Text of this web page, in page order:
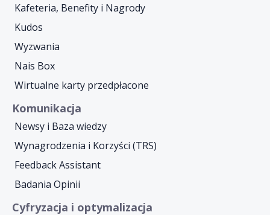
Kafeteria, Benefity i Nagrody
Kudos
Wyzwania
Nais Box
Wirtualne karty przedpłacone
Komunikacja
Newsy i Baza wiedzy
Wynagrodzenia i Korzyści (TRS)
Feedback Assistant
Badania Opinii
Cyfryzacja i optymalizacja